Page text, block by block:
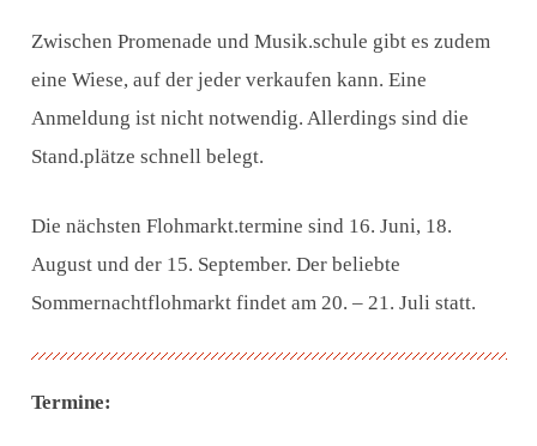
Zwischen Promenade und Musik.schule gibt es zudem
eine Wiese, auf der jeder verkaufen kann. Eine
Anmeldung ist nicht notwendig. Allerdings sind die
Stand.plätze schnell belegt.
Die nächsten Flohmarkt.termine sind 16. Juni, 18.
August und der 15. September. Der beliebte
Sommernachtflohmarkt findet am 20. – 21. Juli statt.
Termine: